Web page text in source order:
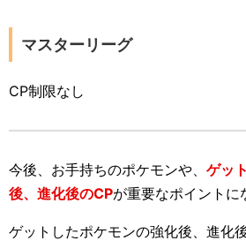
マスターリーグ
CP制限なし
今後、お手持ちのポケモンや、 ゲッ
後、進化後のCPが重要なポイントに
ゲットしたポケモンの強化後、進化